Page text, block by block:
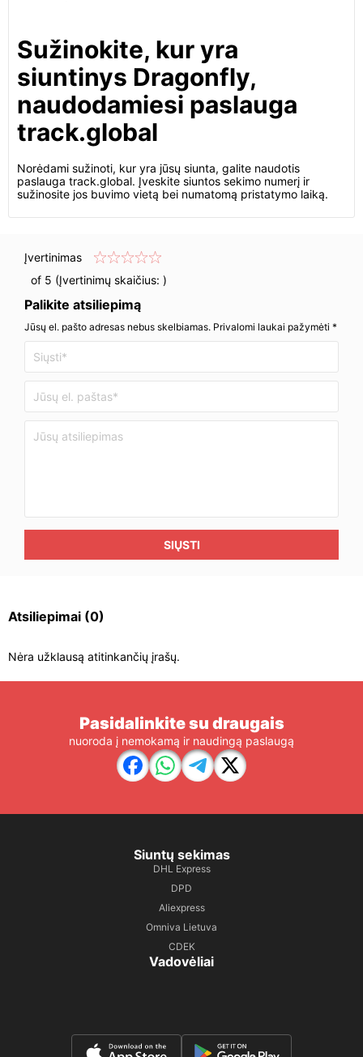
Sužinokite, kur yra
siuntinys Dragonfly,
naudodamiesi paslauga
track.global
Norėdami sužinoti, kur yra jūsų siunta, galite naudotis
paslauga track.global. Įveskite siuntos sekimo numerį ir
sužinosite jos buvimo vietą bei numatomą pristatymo laiką.
Įvertinimas
of 5 (Įvertinimų skaičius: )
Palikite atsiliepimą
Jūsų el. pašto adresas nebus skelbiamas. Privalomi laukai pažymėti *
SIŲSTI
Atsiliepimai (0)
Nėra užklausą atitinkančių įrašų.
Pasidalinkite su draugais
nuoroda į nemokamą ir naudingą paslaugą
Siuntų sekimas
DHL Express
DPD
Aliexpress
Omniva Lietuva
CDEK
Vadovėliai